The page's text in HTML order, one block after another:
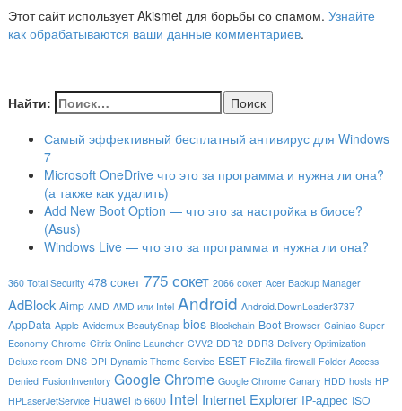
Этот сайт использует Akismet для борьбы со спамом. Узнайте
как обрабатываются ваши данные комментариев.
Найти:
Самый эффективный бесплатный антивирус для Windows
7
Microsoft OneDrive что это за программа и нужна ли она?
(а также как удалить)
Add New Boot Option — что это за настройка в биосе?
(Asus)
Windows Live — что это за программа и нужна ли она?
360 Total Security 478 сокет 775 сокет 2066 сокет Acer Backup Manager
AdBlock Aimp AMD AMD или Intel Android Android.DownLoader3737
AppData Apple Avidemux BeautySnap bios Blockchain Boot Browser Cainiao Super
Economy Chrome Citrix Online Launcher CVV2 DDR2 DDR3 Delivery Optimization
Deluxe room DNS DPI Dynamic Theme Service ESET FileZilla firewall Folder Access
Denied FusionInventory Google Chrome Google Chrome Canary HDD hosts HP
HPLaserJetService Huawei i5 6600 Intel Internet Explorer IP-адрес ISO